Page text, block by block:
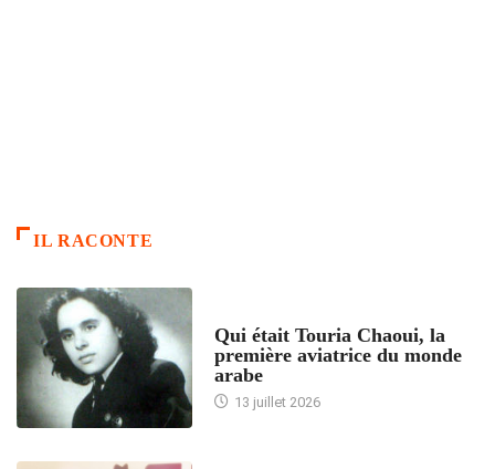
IL RACONTE
Qui était Touria Chaoui, la
première aviatrice du monde
arabe
13 juillet 2026